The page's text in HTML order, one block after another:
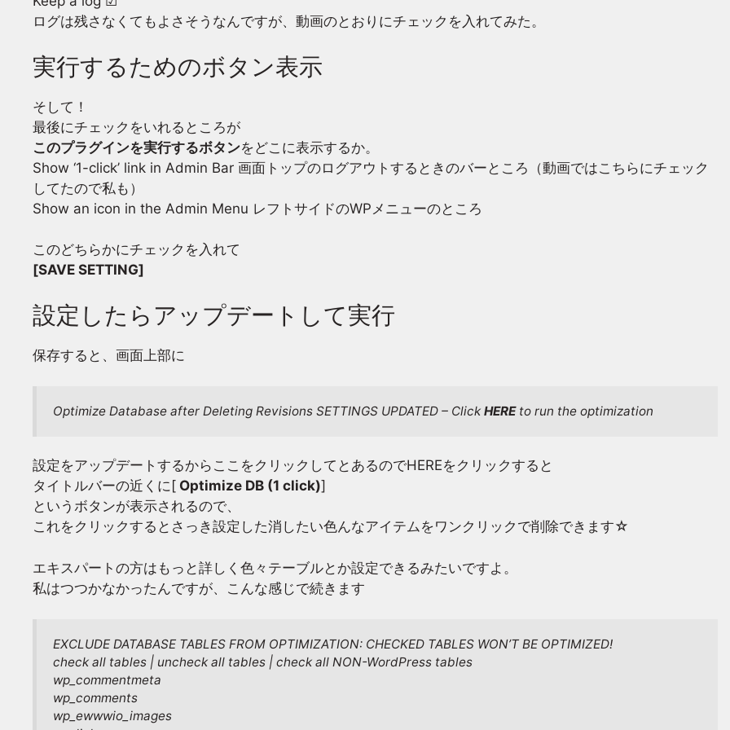
ログは残さなくてもよさそうなんですが、動画のとおりにチェックを入れてみた。
実行するためのボタン表示
そして！
最後にチェックをいれるところが
このプラグインを実行するボタンをどこに表示するか。
Show ‘1-click’ link in Admin Bar 画面トップのログアウトするときのバーところ（動画ではこちらにチェック
してたので私も）
Show an icon in the Admin Menu レフトサイドのWPメニューのところ
このどちらかにチェックを入れて
[SAVE SETTING]
設定したらアップデートして実行
保存すると、画面上部に
Optimize Database after Deleting Revisions SETTINGS UPDATED – Click HEREto run the optimization
設定をアップデートするからここをクリックしてとあるのでHEREをクリックすると
タイトルバーの近くに[ Optimize DB (1 click)]
というボタンが表示されるので、
これをクリックするとさっき設定した消したい色んなアイテムをワンクリックで削除できます☆
エキスパートの方はもっと詳しく色々テーブルとか設定できるみたいですよ。
私はつつかなかったんですが、こんな感じで続きます
EXCLUDE DATABASE TABLES FROM OPTIMIZATION: CHECKED TABLES WON’T BE OPTIMIZED!
check all tables | uncheck all tables | check all NON-WordPress tables
wp_commentmeta
wp_comments
wp_ewwwio_images